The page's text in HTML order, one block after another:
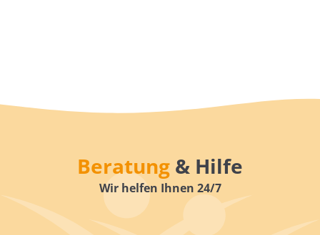
Beratung & Hilfe
Wir helfen Ihnen 24/7